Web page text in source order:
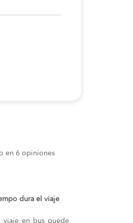
en 6 opiniones
dura el viaje
viaje en bus puede